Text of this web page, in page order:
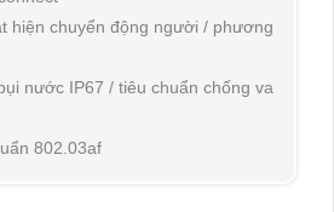
hiện chuyển động người / phương
nước IP67 / tiêu chuẩn chống va
802.03af